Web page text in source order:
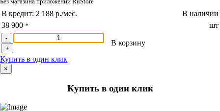
В кредит: 2 188 р./мес.
В наличии
38 900 * шт
-
+
В корзину
Купить в один клик
×
Купить в один клик